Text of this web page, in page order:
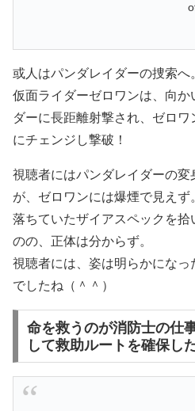
或人はパンダレイダーの捜索へ
仮面ライダーゼロワンは、向か
ダーに長距離射撃され、ゼロ
にチェンジし撃破！
視聴者にはパンダレイダーの
が、ゼロワンには爆煙で見えず
落ちていたザイアスペックを
のの、正体は分からず。
視聴者には、姿は明らかにな
でしたね（＾＾）
命を救うのが消防士の仕
して救助ルートを確保し